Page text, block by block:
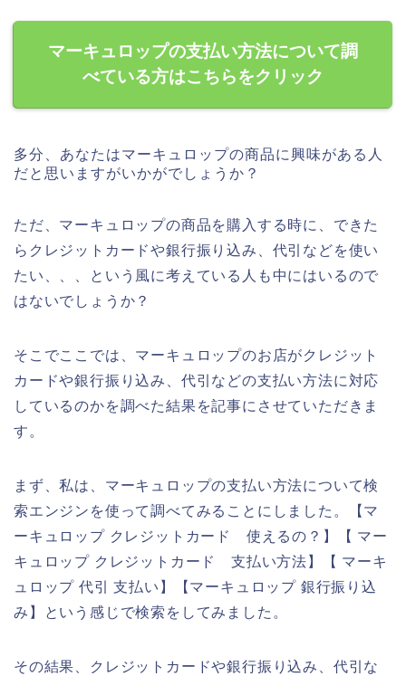
マーキュロップの支払い方法について調
べている方はこちらをクリック
多分、あなたはマーキュロップの商品に興味がある人
だと思いますがいかがでしょうか？
ただ、マーキュロップの商品を購入する時に、できた
らクレジットカードや銀行振り込み、代引などを使い
たい、、、という風に考えている人も中にはいるので
はないでしょうか？
そこでここでは、マーキュロップのお店がクレジット
カードや銀行振り込み、代引などの支払い方法に対応
しているのかを調べた結果を記事にさせていただきま
す。
まず、私は、マーキュロップの支払い方法について検
索エンジンを使って調べてみることにしました。【マ
ーキュロップ クレジットカード 使えるの？】【 マー
キュロップ クレジットカード 支払い方法】【 マーキ
ュロップ 代引 支払い】【マーキュロップ 銀行振り込
み】という感じで検索をしてみました。
その結果、クレジットカードや銀行振り込み、代引な